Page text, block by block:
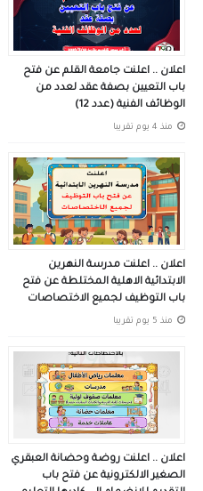
اعلان .. اعلنت جامعة القلم عن فتح
باب التعيين بصفة عقد لعدد من
الوظائف الفنية (عدد 12)
منذ 4 يوم تقريبا
اعلان .. اعلنت مدرسة النهرين
الابتدائية الاهلية المختلطة عن فتح
باب التوظيف لجميع الاختصاصات
منذ 5 يوم تقريبا
اعلان .. اعلنت روضة وحضانة العبقري
الصغير الالكترونية عن فتح باب